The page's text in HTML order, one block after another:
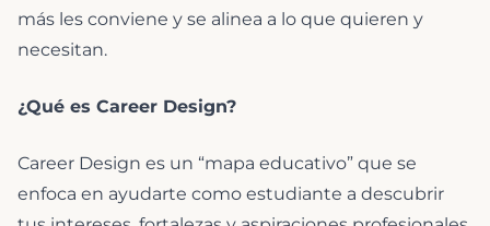
más les conviene y se alinea a lo que quieren y
necesitan.
¿Qué es Career Design?
Career Design es un “mapa educativo” que se
enfoca en ayudarte como estudiante a descubrir